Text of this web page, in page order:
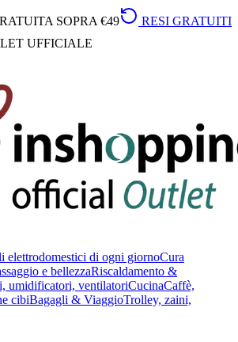
SOPRA €49
RESI GRATUITI
UFFICIALE
elettrodomestici di ogni giornoCura
e bellezzaRiscaldamento &
umidificatori, ventilatoriCucinaCaffè,
cibiBagagli & ViaggioTrolley, zaini,